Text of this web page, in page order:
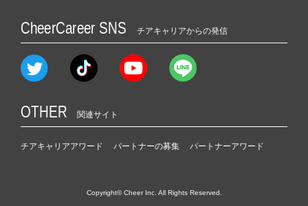
CheerCareer SNS チアキャリアからの発信
OTHER 関連サイト
チアキャリアアワード パートナーの募集 パートナーアワード
Copyright© Cheer Inc. All Rights Reserved.